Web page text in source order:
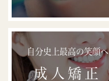
自分史上最高の笑顔へ
成人矯正